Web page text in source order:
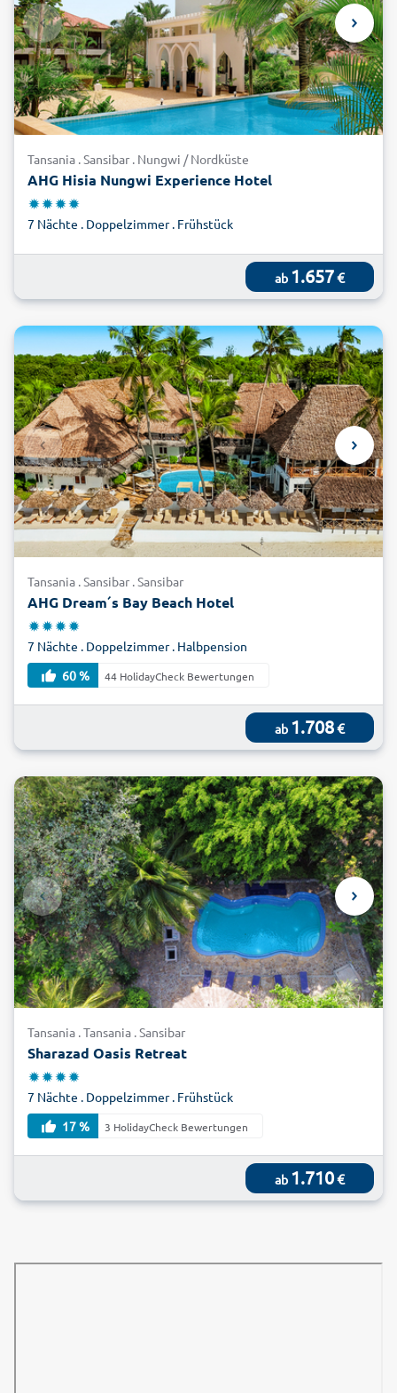
Tansania . Sansibar . Nungwi / Nordküste
AHG Hisia Nungwi Experience Hotel
7 Nächte . Doppelzimmer . Frühstück
ab 1.657€
Tansania . Sansibar . Sansibar
AHG Dream´s Bay Beach Hotel
7 Nächte . Doppelzimmer . Halbpension
60 %
44 HolidayCheck Bewertungen
ab 1.708€
Tansania . Tansania . Sansibar
Sharazad Oasis Retreat
7 Nächte . Doppelzimmer . Frühstück
17 %
3 HolidayCheck Bewertungen
ab 1.710€